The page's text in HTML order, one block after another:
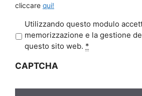
cliccare qui!
r
a
y
Utilizzando questo modulo
memorizzazione e la gestione
questo sito web. *
CAPTCHA